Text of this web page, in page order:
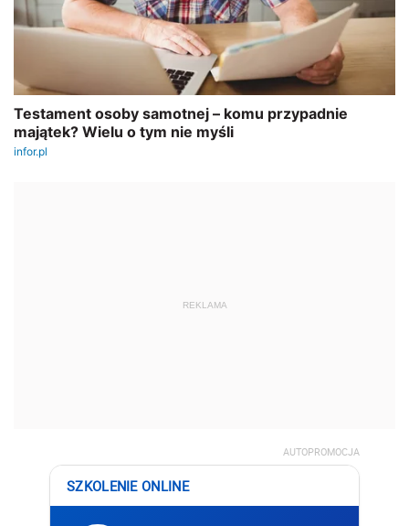
REKLAMA
AUTOPROMOCJA
SZKOLENIE ONLINE